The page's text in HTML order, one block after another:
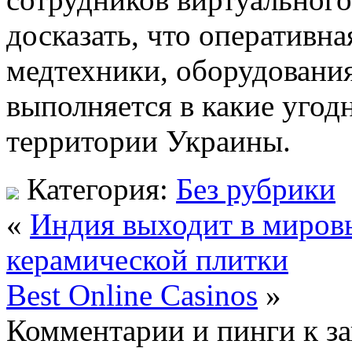
досказать, что
медтехники,
выполняется в какие
территории Украины.
Категория: Без рубрики
« Индия выходит в
керамической плитки
Best Online Casinos »
Комментарии и пинги к